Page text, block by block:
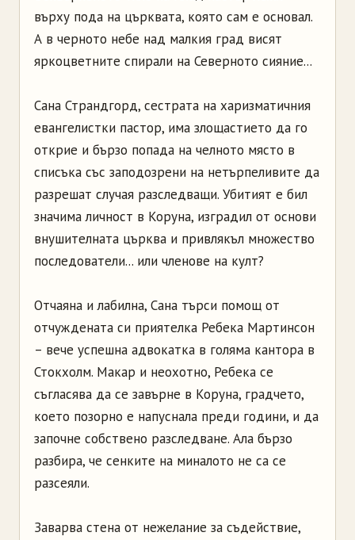
върху пода на църквата, която сам е основал.
А в черното небе над малкия град висят
яркоцветните спирали на Северното сияние...
Сана Страндгорд, сестрата на харизматичния
евангелистки пастор, има злощастието да го
открие и бързо попада на челното място в
списъка със заподозрени на нетърпеливите да
разрешат случая разследващи. Убитият е бил
значима личност в Коруна, изградил от основи
внушителната църква и привлякъл множество
последователи... или членове на култ?
Отчаяна и лабилна, Сана търси помощ от
отчуждената си приятелка Ребека Мартинсон
– вече успешна адвокатка в голяма кантора в
Стокхолм. Макар и неохотно, Ребека се
съгласява да се завърне в Коруна, градчето,
което позорно е напуснала преди години, и да
започне собствено разследване. Ала бързо
разбира, че сенките на миналото не са се
разсеяли.
Заварва стена от нежелание за съдействие,